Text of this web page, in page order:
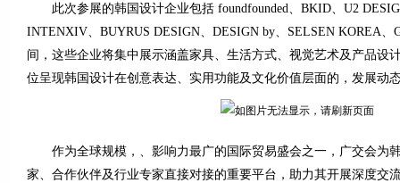
此次参展的韩国设计企业包括 foundfounded、BKID、U2
INTENXIV、BUYRUS DESIGN、DESIGN by、SELSEN KOREA、
间，这些企业将集中展示涵盖家具、生活方式、视觉艺术及产品设
位呈现韩国设计在创意表达、实用功能及文化价值层面的，发展动
作为全球规模，、影响力最广的国际贸易盛会之一，广交会为
家、合作伙伴及行业专家直接对接的重要平台，助力其开展深度交